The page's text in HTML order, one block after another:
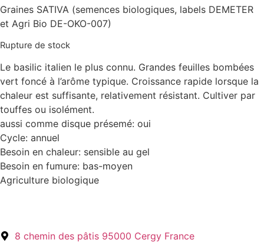
Graines SATIVA (semences biologiques, labels DEMETER
et Agri Bio DE-OKO-007)
Rupture de stock
Le basilic italien le plus connu. Grandes feuilles bombées
vert foncé à l’arôme typique. Croissance rapide lorsque la
chaleur est suffisante, relativement résistant. Cultiver par
touffes ou isolément.
aussi comme disque présemé: oui
Cycle: annuel
Besoin en chaleur: sensible au gel
Besoin en fumure: bas-moyen
Agriculture biologique
8 chemin des pâtis 95000 Cergy France